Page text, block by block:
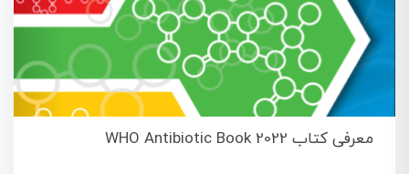
معرفی کتاب WHO Antibiotic Book 2022